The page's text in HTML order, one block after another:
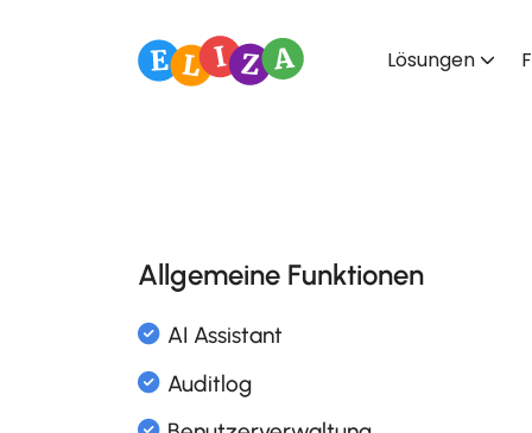
Lösungen
Allgemeine Funktionen
AI Assistant